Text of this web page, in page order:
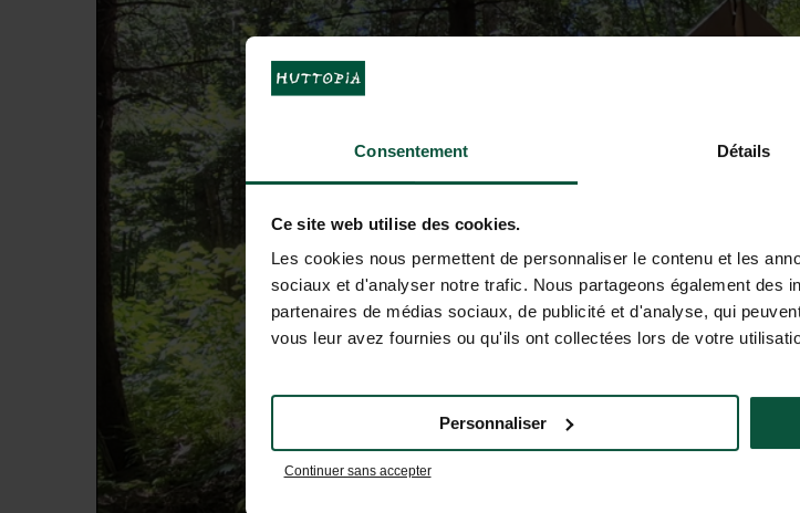
Consentement Détails
Ce site web utilise des cookies.
Les cookies nous permettent de personnaliser le contenu et les
sociaux et d'analyser notre trafic. Nous partageons également des
partenaires de médias sociaux, de publicité et d'analyse, qui
vous leur avez fournies ou qu'ils ont collectées lors de votre
Continuer sans accepter
Personnaliser